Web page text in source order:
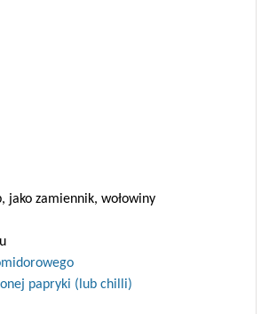
jako zamiennik, wołowiny
papryki (lub chilli)